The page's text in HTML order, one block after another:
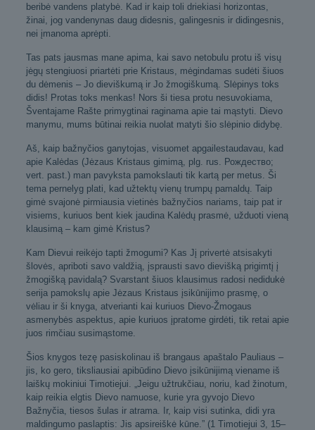
beribė vandens platybė. Kad ir kaip toli driekiasi horizontas,
žinai, jog vandenynas daug didesnis, galingesnis ir didingesnis,
nei įmanoma aprėpti.
Tas pats jausmas mane apima, kai savo netobulu protu iš visų
jėgų stengiuosi priartėti prie Kristaus, mėgindamas sudėti šiuos
du dėmenis – Jo dieviškumą ir Jo žmogiškumą. Slėpinys toks
didis! Protas toks menkas! Nors ši tiesa protu nesuvokiama,
Šventajame Rašte primygtinai raginama apie tai mąstyti. Dievo
manymu, mums būtinai reikia nuolat matyti šio slėpinio didybę.
Aš, kaip bažnyčios ganytojas, visuomet apgailestaudavau, kad
apie Kalėdas (Jėzaus Kristaus gimimą, plg. rus. Рождествo;
vert. past.) man pavyksta pamokslauti tik kartą per metus. Ši
tema pernelyg plati, kad užtektų vienų trumpų pamaldų. Taip
gimė svajonė pirmiausia vietinės bažnyčios nariams, taip pat ir
visiems, kuriuos bent kiek jaudina Kalėdų prasmė, užduoti vieną
klausimą – kam gimė Kristus?
Kam Dievui reikėjo tapti žmogumi? Kas Jį privertė atsisakyti
šlovės, apriboti savo valdžią, įsprausti savo dievišką prigimtį į
žmogišką pavidalą? Svarstant šiuos klausimus radosi nedidukė
serija pamokslų apie Jėzaus Kristaus įsikūnijimo prasmę, o
vėliau ir ši knyga, atverianti kai kuriuos Dievo-Žmogaus
asmenybės aspektus, apie kuriuos įpratome girdėti, tik retai apie
juos rimčiau susimąstome.
Šios knygos tezę pasiskolinau iš brangaus apaštalo Pauliaus –
jis, ko gero, tiksliausiai apibūdino Dievo įsikūnijimą viename iš
laiškų mokiniui Timotiejui. „Jeigu užtrukčiau, noriu, kad žinotum,
kaip reikia elgtis Dievo namuose, kurie yra gyvojo Dievo
Bažnyčia, tiesos šulas ir atrama. Ir, kaip visi sutinka, didi yra
maldingumo paslaptis: Jis apsireiškė kūne.” (1 Timotiejui 3, 15–